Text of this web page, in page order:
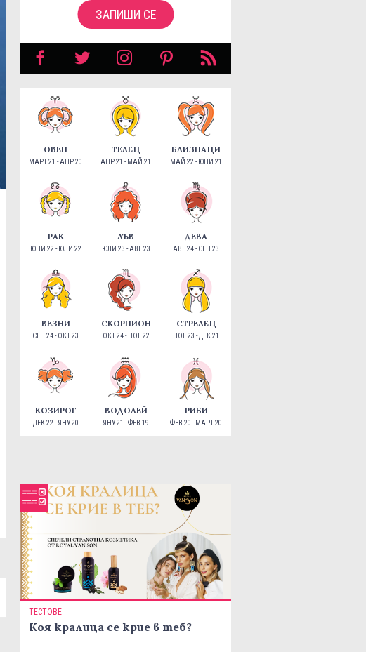
ЗАПИШИ СЕ
ОВЕН
МАРТ 21 - АПР 20
ТЕЛЕЦ
АПР 21 - МАЙ 21
БЛИЗНАЦИ
МАЙ 22 - ЮНИ 21
РАК
ЮНИ 22 - ЮЛИ 22
ЛЪВ
ЮЛИ 23 - АВГ 23
ДЕВА
АВГ 24 - СЕП 23
ВЕЗНИ
СЕП 24 - ОКТ 23
СКОРПИОН
ОКТ 24 - НОЕ 22
СТРЕЛЕЦ
НОЕ 23 - ДЕК 21
КОЗИРОГ
ДЕК 22 - ЯНУ 20
ВОДОЛЕЙ
ЯНУ 21 - ФЕВ 19
РИБИ
ФЕВ 20 - МАРТ 20
ТЕСТОВЕ
Коя кралица се крие в теб?